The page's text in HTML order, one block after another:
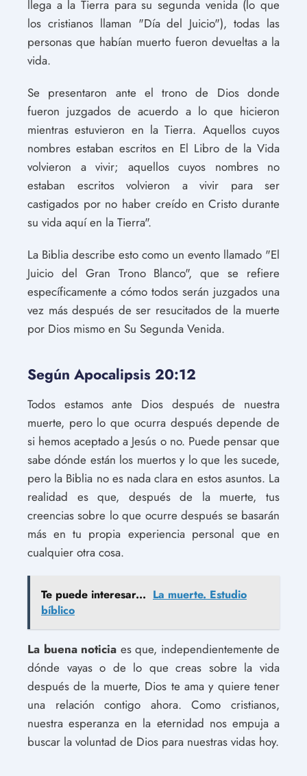
llega a la Tierra para su segunda venida (lo que
los cristianos llaman "Día del Juicio"), todas las
personas que habían muerto fueron devueltas a la
vida.
Se presentaron ante el trono de Dios donde
fueron juzgados de acuerdo a lo que hicieron
mientras estuvieron en la Tierra. Aquellos cuyos
nombres estaban escritos en El Libro de la Vida
volvieron a vivir; aquellos cuyos nombres no
estaban escritos volvieron a vivir para ser
castigados por no haber creído en Cristo durante
su vida aquí en la Tierra".
La Biblia describe esto como un evento llamado "El
Juicio del Gran Trono Blanco", que se refiere
específicamente a cómo todos serán juzgados una
vez más después de ser resucitados de la muerte
por Dios mismo en Su Segunda Venida.
Según Apocalipsis 20:12
Todos estamos ante Dios después de nuestra
muerte, pero lo que ocurra después depende de
si hemos aceptado a Jesús o no. Puede pensar que
sabe dónde están los muertos y lo que les sucede,
pero la Biblia no es nada clara en estos asuntos. La
realidad es que, después de la muerte, tus
creencias sobre lo que ocurre después se basarán
más en tu propia experiencia personal que en
cualquier otra cosa.
Te puede interesar... La muerte. Estudio
bíblico
La buena noticia es que, independientemente de
dónde vayas o de lo que creas sobre la vida
después de la muerte, Dios te ama y quiere tener
una relación contigo ahora. Como cristianos,
nuestra esperanza en la eternidad nos empuja a
buscar la voluntad de Dios para nuestras vidas hoy.